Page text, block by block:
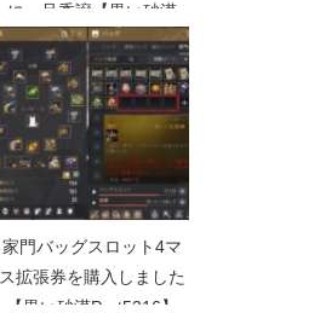
に一旦委譲【黒い砂漠
Part2331】
家門バッグスロット4マ
ス拡張券を購入しました
【黒い砂漠Part5316】